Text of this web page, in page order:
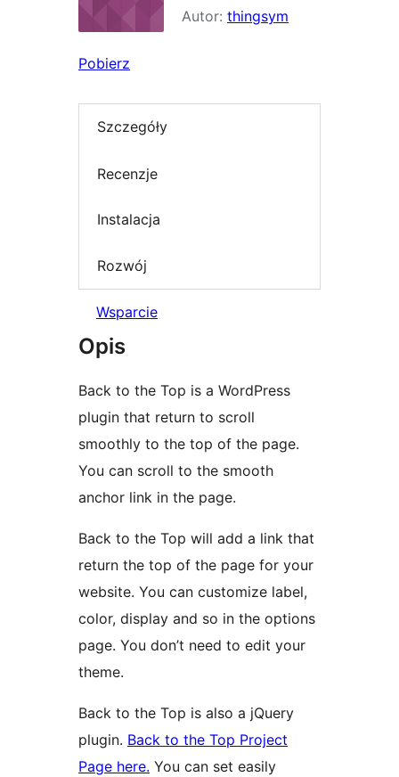
Autor: thingsym
Pobierz
Szczegóły
Recenzje
Instalacja
Rozwój
Wsparcie
Opis
Back to the Top is a WordPress
plugin that return to scroll
smoothly to the top of the page.
You can scroll to the smooth
anchor link in the page.
Back to the Top will add a link that
return the top of the page for your
website. You can customize label,
color, display and so in the options
page. You don’t need to edit your
theme.
Back to the Top is also a jQuery
plugin. Back to the Top Project
Page here. You can set easily